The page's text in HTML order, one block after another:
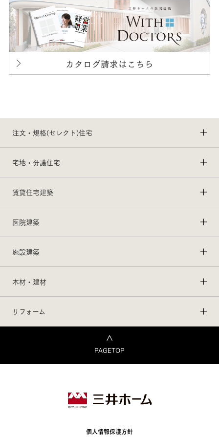
カタログ請求はこちら
注文・規格(セレクト)住宅
宅地・分譲住宅
賃貸住宅建築
医院建築
施設建築
木材・建材
リフォーム
PAGETOP
個人情報保護方針